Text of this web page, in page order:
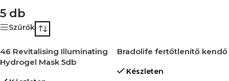
5 db
Szűrők
46 Revitalising Illuminating
Hydrogel Mask 5db
Bradolife fertőtlenítő kendő
Készleten